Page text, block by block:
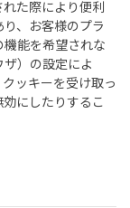
た際により便利
、お客様のプラ
能を希望されな
）の設定によ
ッキーを受け取っ
にしたりするこ